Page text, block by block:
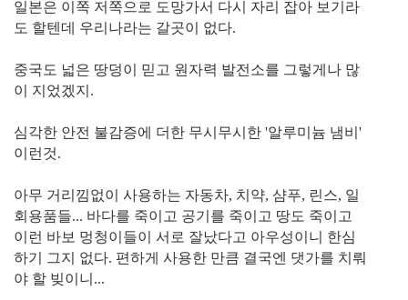
일본은 이쪽 저쪽으로 도망가서 다시 자리 잡아 보기라
도 할텐데 우리나라는 갈곳이 없다.
중국도 넓은 땅덩이 믿고 원자력 발전소를 그렇게나 많
이 지었겠지.
심각한 안전 불감증에 더한 무시무시한 '알루미늄 냄비'
이런것.
아무 거리낌없이 사용하는 자동차, 치약, 샴푸, 린스, 일
회용품들... 바다를 죽이고 공기를 죽이고 땅도 죽이고
이런 바보 멍청이들이 서로 잘났다고 아우성이니 한심
하기 그지 없다. 편하게 사용한 만큼 결국엔 댓가를 치뤄
야 할 빚이니...